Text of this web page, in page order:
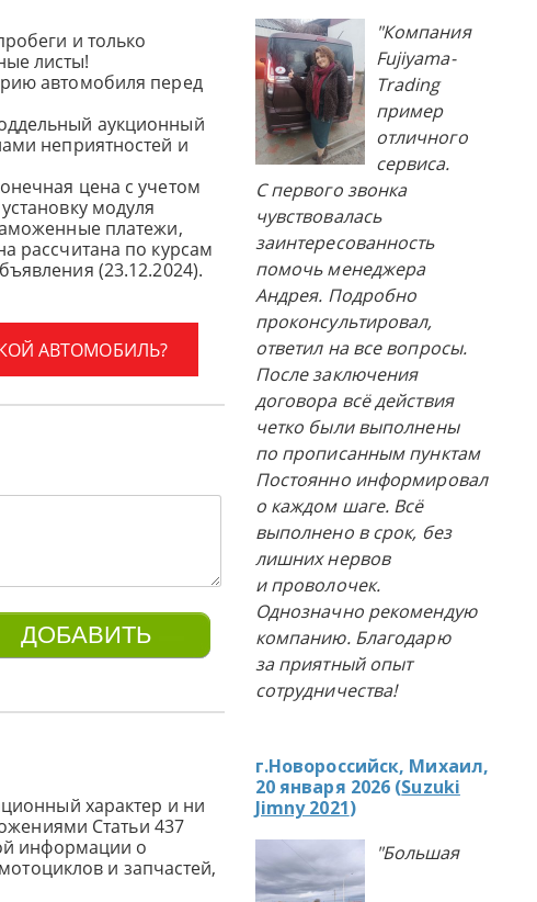
и только
листы!
автомобиля перед
аукционный
неприятностей и
цена с учетом
модуля
платежи,
рассчитана по курсам
(23.12.2024).
АВТОМОБИЛЬ?
характер и ни
Статьи 437
информации о
и запчастей,
"Компания
Fujiyama-
Trading
пример
отличного
сервиса.
С первого звонка
чувствовалась
заинтересованность
помочь менеджера
Андрея. Подробно
проконсультировал,
ответил на все вопросы.
После заключения
договора всё действия
четко были выполнены
по прописанным пунктам
Постоянно информировал
о каждом шаге. Всё
выполнено в срок, без
лишних нервов
и проволочек.
Однозначно рекомендую
компанию. Благодарю
за приятный опыт
сотрудничества!
г.Новороссийск, Михаил,
20 января 2026 (Suzuki
Jimny 2021)
"Большая